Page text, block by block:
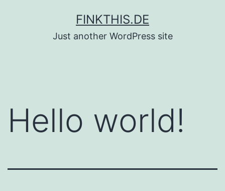
FINKTHIS.DE
Just another WordPress site
Hello world!